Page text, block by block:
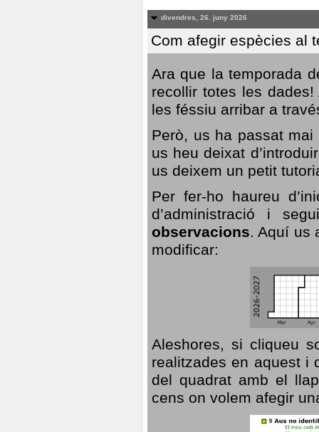
divendres, 26. juny 2026
Com afegir espècies al
Ara que la temporada
recollir totes les
les féssiu arribar a
Però, us ha passat
us heu deixat
us deixem un petit
Per fer-ho haureu
d’administració i
observacions. Aquí us
modificar:
Aleshores, si cliqueu
realitzades en aquest i
del quadrat amb el
cens on volem afegir